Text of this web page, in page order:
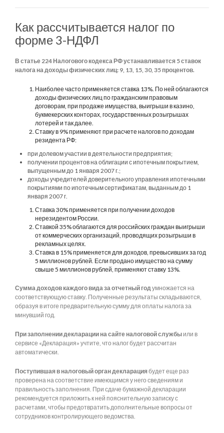
Как рассчитывается налог по
форме 3-НДФЛ
В статье 224 Налогового кодекса РФ устанавливается 5 ставок
налога на доходы физических лиц: 9, 13, 15, 30, 35 процентов.
Наиболее часто применяется ставка 13%. По ней облагаются
доходы физических лиц по гражданским правовым
договорам, при продаже имущества, выигрыши в казино,
букмекерских конторах, государственных розыгрышах
лотерей и так далее.
Ставку в 9% применяют при расчете налогов по доходам
резидента РФ:
при долевом участии в деятельности предприятия;
получении процентов на облигации с ипотечным покрытием,
выпущенным до 1 января 2007 г.;
доходы учредителей доверительного управления ипотечными
покрытиями по ипотечным сертификатам, выданным до 1
января 2007 г.
Ставка 30% применяется при получении доходов
нерезидентом России.
Ставкой 35% облагаются для российских граждан выигрыши
от коммерческих организаций, проводящих розыгрыши в
рекламных целях.
Ставка в 15% применяется для доходов, превысивших за год
5 миллионов рублей. Если продано имущество на сумму
свыше 5 миллионов рублей, применяют ставку 13%.
Сумма доходов каждого вида за отчетный годумножается на
соответствующую ставку. Полученные результаты складываются,
образуя в итоге предварительную сумму для оплаты налога за
минувший год.
При заполнении декларации на сайте налоговой службы или в
сервисе «Декларация» учтите, что налог будет рассчитан
автоматически.
Поступившая в налоговый орган декларация будет еще раз
проверена на соответствие имеющимся у него сведениям и
правильность заполнения. При сдаче бумажной декларации
рекомендуется приложить к ней пояснительную записку с
расчетами, чтобы предотвратить дополнительные вопросы от
сотрудников контролирующего ведомства.